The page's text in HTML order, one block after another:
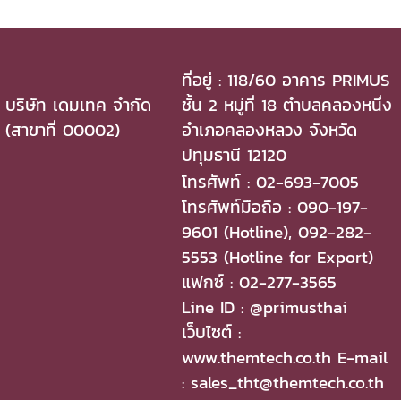
บริษัท เดมเทค จำกัด
(สาขาที่ 00002)
ที่อยู่ : 118/60 อาคาร PRIMUS
ชั้น 2 หมู่ที่ 18 ตำบลคลองหนึ่ง
อำเภอคลองหลวง จังหวัด
ปทุมธานี 12120
โทรศัพท์ : 02-693-7005
โทรศัพท์มือถือ : 090-197-
9601 (Hotline), 092-282-
5553 (Hotline for Export)
แฟกซ์ : 02-277-3565
Line ID : @primusthai
เว็บไซต์ :
www.themtech.co.th E-mail
: sales_tht@themtech.co.th